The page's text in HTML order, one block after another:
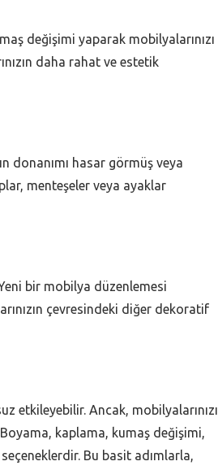
değişimi yaparak mobilyalarınızı
daha rahat ve estetik
donanımı hasar görmüş veya
menteşeler veya ayaklar
bir mobilya düzenlemesi
çevresindeki diğer dekoratif
etkileyebilir. Ancak, mobilyalarınızı
kaplama, kumaş değişimi,
Bu basit adımlarla,